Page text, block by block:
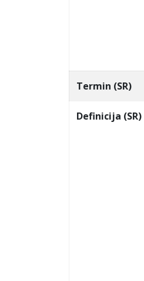
Termin (SR)
Definicija (SR)